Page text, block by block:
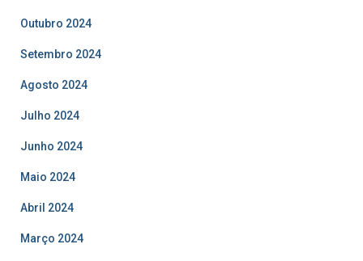
Outubro 2024
Setembro 2024
Agosto 2024
Julho 2024
Junho 2024
Maio 2024
Abril 2024
Março 2024